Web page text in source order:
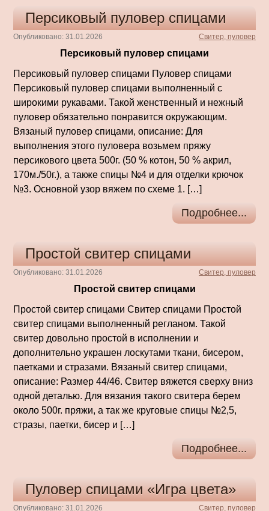
Персиковый пуловер спицами
Опубликовано: 31.01.2026 Свитер, пуловер
Персиковый пуловер спицами
Персиковый пуловер спицами Пуловер спицами
Персиковый пуловер спицами выполненный с
широкими рукавами. Такой женственный и нежный
пуловер обязательно понравится окружающим.
Вязаный пуловер спицами, описание: Для
выполнения этого пуловера возьмем пряжу
персикового цвета 500г. (50 % котон, 50 % акрил,
170м./50г.), а также спицы №4 и для отделки крючок
№3. Основной узор вяжем по схеме 1. […]
Подробнее...
Простой свитер спицами
Опубликовано: 31.01.2026 Свитер, пуловер
Простой свитер спицами
Простой свитер спицами Свитер спицами Простой
свитер спицами выполненный регланом. Такой
свитер довольно простой в исполнении и
дополнительно украшен лоскутами ткани, бисером,
паетками и стразами. Вязаный свитер спицами,
описание: Размер 44/46. Свитер вяжется сверху вниз
одной деталью. Для вязания такого свитера берем
около 500г. пряжи, а так же круговые спицы №2,5,
стразы, паетки, бисер и […]
Подробнее...
Пуловер спицами «Игра цвета»
Опубликовано: 31.01.2026 Свитер, пуловер